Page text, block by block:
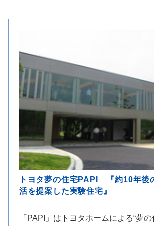
トヨタ夢の住宅PAPI 『約10年後
活を提案した実験住宅』
「PAPI」はトヨタホームによる“夢の